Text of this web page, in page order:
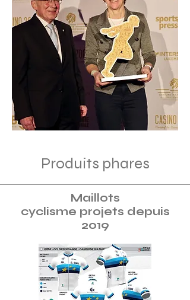
Produits phares
Maillots
cyclisme projets depuis
2019